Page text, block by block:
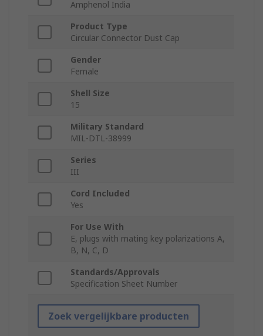
Amphenol India
Product Type
Circular Connector Dust Cap
Gender
Female
Shell Size
15
Military Standard
MIL-DTL-38999
Series
III
Cord Included
Yes
For Use With
E, plugs with mating key polarizations A,
B, N, C, D
Standards/Approvals
Specification Sheet Number
Zoek vergelijkbare producten